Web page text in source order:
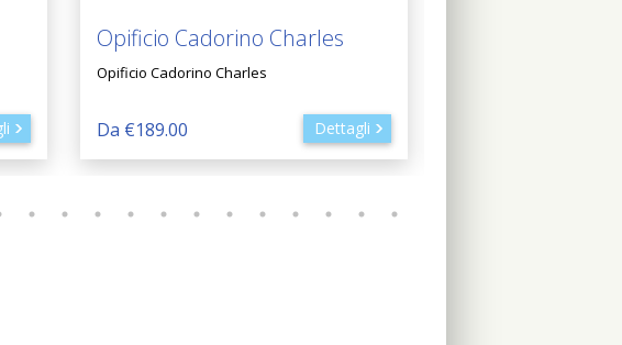
Opificio Cadorino Charles
Opificio Cadorino Charles
Da €189.00 Dettagli